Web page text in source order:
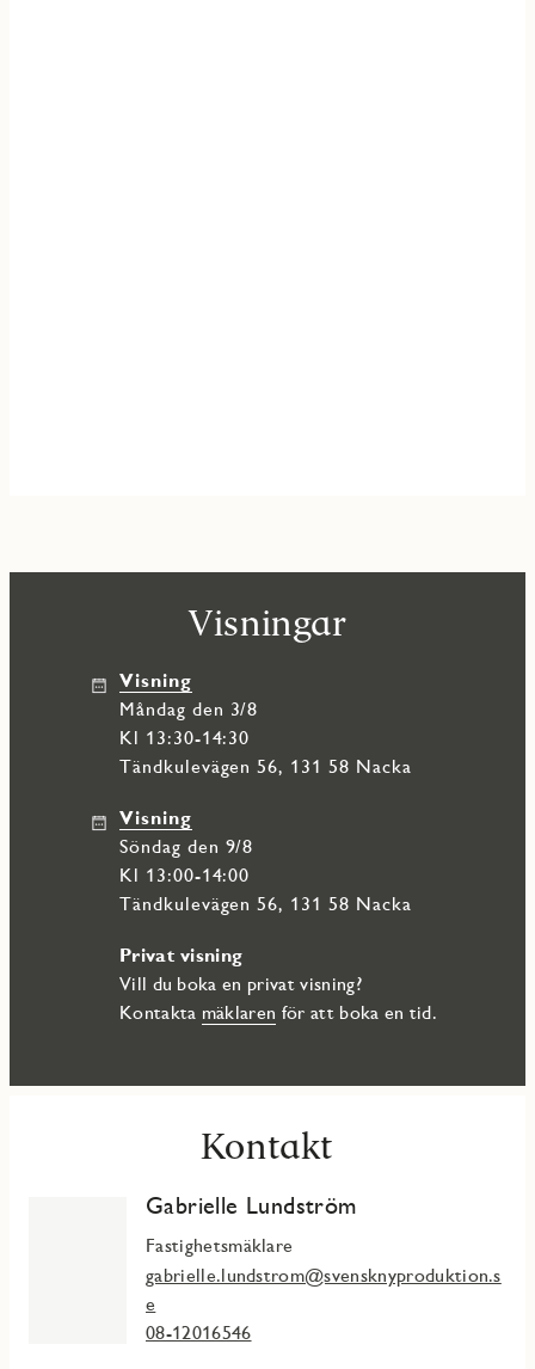
Visningar
Visning
måndag den 3/8
Kl 13:30-14:30
Tändkulevägen 56, 131 58 Nacka
Visning
söndag den 9/8
Kl 13:00-14:00
Tändkulevägen 56, 131 58 Nacka
Privat visning
Vill du boka en privat visning?
Kontakta mäklaren för att boka en tid.
Kontakt
Gabrielle Lundström
Fastighetsmäklare
gabrielle.lundstrom@svensknyproduktion.s
e
08-12016546